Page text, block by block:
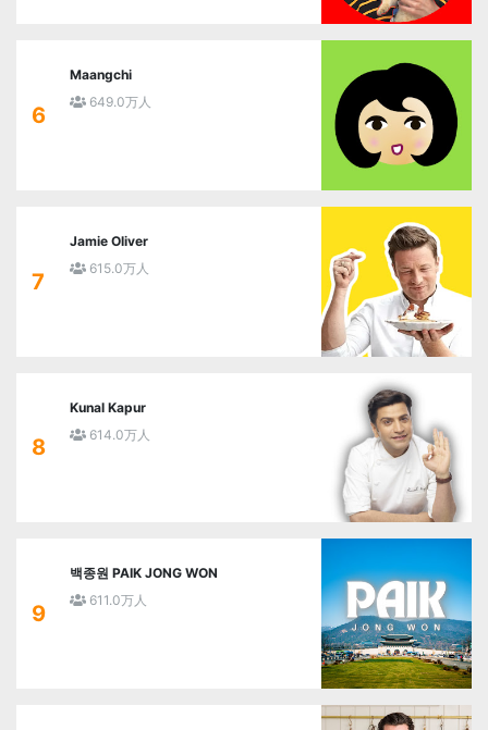
6
Maangchi
649.0万人
7
Jamie Oliver
615.0万人
8
Kunal Kapur
614.0万人
9
백종원 PAIK JONG WON
611.0万人